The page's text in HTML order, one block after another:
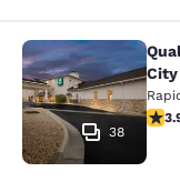
Quality Inn
38